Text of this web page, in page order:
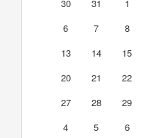
30
31 1
6
7 8
13
14 15
20
21 22
27
28 29
4
5 6